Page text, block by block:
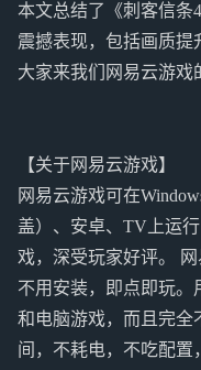
本文总结了《刺客信条
震撼表现，包括画质提
大家来我们网易云游戏
【关于网易云游戏】
网易云游戏可在
盖）、安卓、TV上运
戏，深受玩家好评。
不用安装，即点即玩
和电脑游戏，而且完全
间，不耗电，不吃配